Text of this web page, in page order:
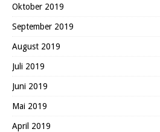
Oktober 2019
September 2019
August 2019
Juli 2019
Juni 2019
Mai 2019
April 2019